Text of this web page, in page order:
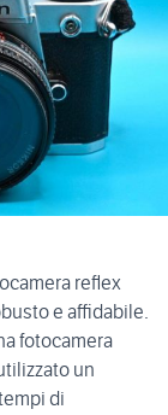
reflex
e affidabile.
fotocamera
un
di